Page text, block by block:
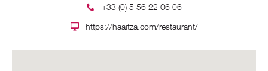
+33 (0) 5 56 22 06 06
https://haaitza.com/restaurant/